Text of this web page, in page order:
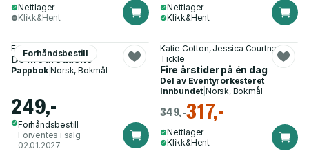
Nettlager
Klikk&Hent
Nettlager
Klikk&Hent
Forhåndsbestill
Fiona Watt
De fire årstidene
Pappbok|Norsk, Bokmål
249,-
Forhåndsbestill
Forventes i salg
02.01.2027
Katie Cotton, Jessica Courtney-
Tickle
Fire årstider på én dag
Del av Eventyrorkesteret
Innbundet |Norsk, Bokmål
349,-317,-
Nettlager
Klikk&Hent